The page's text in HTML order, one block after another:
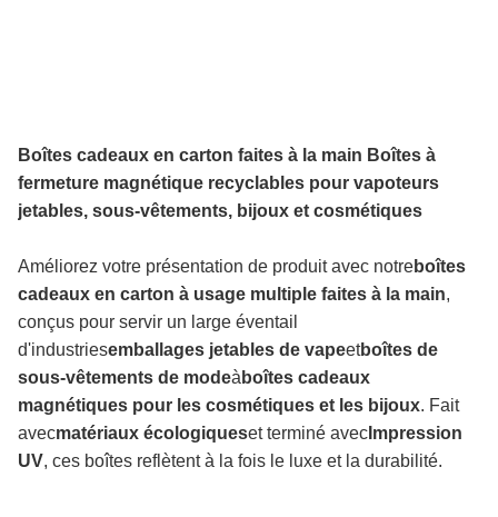
Boîtes cadeaux en carton faites à la main Boîtes à
fermeture magnétique recyclables pour vapoteurs
jetables, sous-vêtements, bijoux et cosmétiques
Améliorez votre présentation de produit avec notreboîtes
cadeaux en carton à usage multiple faites à la main,
conçus pour servir un large éventail
d'industriesemballages jetables de vapeetboîtes de
sous-vêtements de modeàboîtes cadeaux
magnétiques pour les cosmétiques et les bijoux. Fait
avecmatériaux écologiqueset terminé avecImpression
UV, ces boîtes reflètent à la fois le luxe et la durabilité.